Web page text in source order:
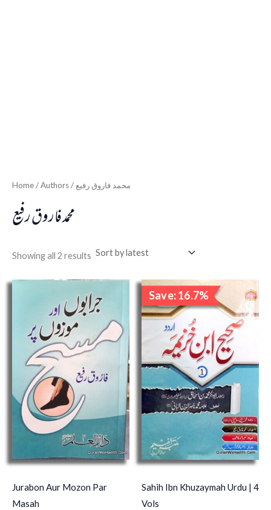
Home / Authors / محمد فاروق رفیع
محمد فاروق رفیع
Showing all 2 results
Jurabon Aur Mozon Par
Masah
Save: 16.7%
Sale!
Sahih Ibn Khuzaymah Urdu | 4
Vols
Original
price
was:
₹3,000.00.
price